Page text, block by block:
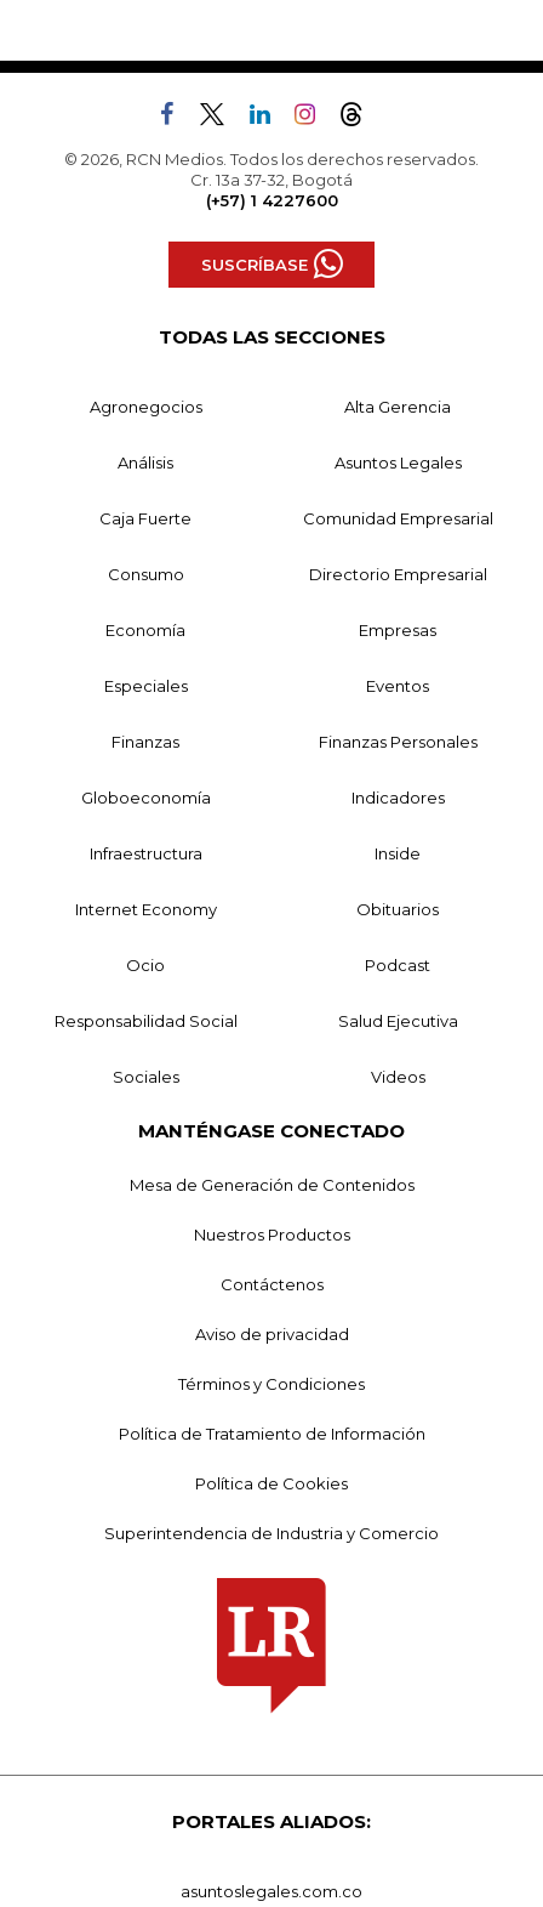
© 2026, RCN Medios. Todos los derechos reservados.
Cr. 13a 37-32, Bogotá
(+57) 1 4227600
SUSCRÍBASE
TODAS LAS SECCIONES
Agronegocios Alta Gerencia
Análisis Asuntos Legales
Caja Fuerte Comunidad Empresarial
Consumo Directorio Empresarial
Economía Empresas
Especiales Eventos
Finanzas Finanzas Personales
Globoeconomía Indicadores
Infraestructura Inside
Internet Economy Obituarios
Ocio Podcast
Responsabilidad Social Salud Ejecutiva
Sociales Videos
MANTÉNGASE CONECTADO
Mesa de Generación de Contenidos
Nuestros Productos
Contáctenos
Aviso de privacidad
Términos y Condiciones
Política de Tratamiento de Información
Política de Cookies
Superintendencia de Industria y Comercio
PORTALES ALIADOS:
asuntoslegales.com.co